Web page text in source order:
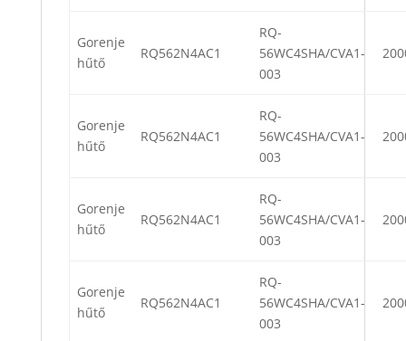
Gorenje
hűtő
RQ562N4AC1
RQ-
56WC4SHA/CVA1-
003
Gorenje
hűtő
RQ562N4AC1
RQ-
56WC4SHA/CVA1-
003
Gorenje
hűtő
RQ562N4AC1
RQ-
56WC4SHA/CVA1-
003
Gorenje
hűtő
RQ562N4AC1
RQ-
56WC4SHA/CVA1-
003